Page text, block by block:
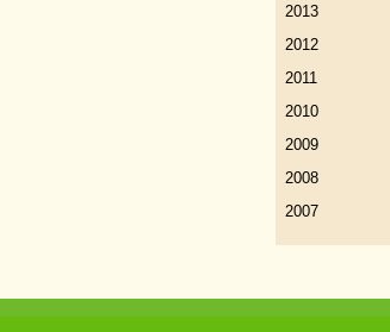
2013
2012
2011
2010
2009
2008
2007